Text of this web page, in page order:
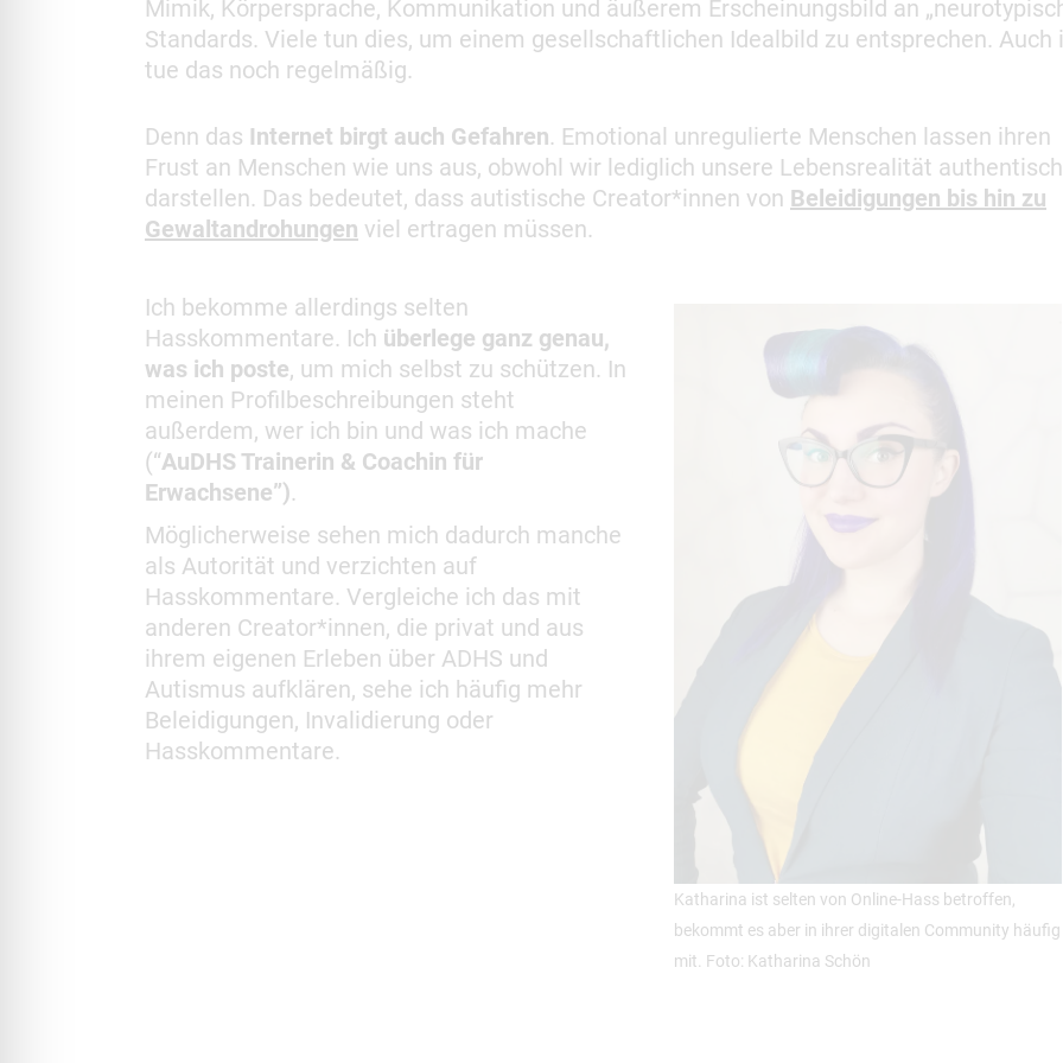
Mimik, Körpersprache, Kommunikation und äußerem Erscheinungsbild an
Standards. Viele tun dies, um einem gesellschaftlichen Idealbild zu entsprechen. Auch
tue das noch regelmäßig.
Denn das Internet birgt auch Gefahren. Emotional unregulierte Menschen lassen ihren
Frust an Menschen wie uns aus, obwohl wir lediglich unsere Lebensrealität authentisch
darstellen. Das bedeutet, dass autistische Creator*innen von Beleidigungen bis hin zu
Gewaltandrohungen viel ertragen müssen.
Ich bekomme allerdings selten
Hasskommentare. Ich überlege ganz genau,
was ich poste, um mich selbst zu schützen. In
meinen Profilbeschreibungen steht
außerdem, wer ich bin und was ich mache
(“AuDHS Trainerin & Coachin für
Erwachsene”).
Möglicherweise sehen mich dadurch manche
als Autorität und verzichten auf
Hasskommentare. Vergleiche ich das mit
anderen Creator*innen, die privat und aus
ihrem eigenen Erleben über ADHS und
Autismus aufklären, sehe ich häufig mehr
Beleidigungen, Invalidierung oder
Hasskommentare.
Katharina ist selten von Online-Hass betroffen,
bekommt es aber in ihrer digitalen Community häufig
mit. Foto: Katharina Schön